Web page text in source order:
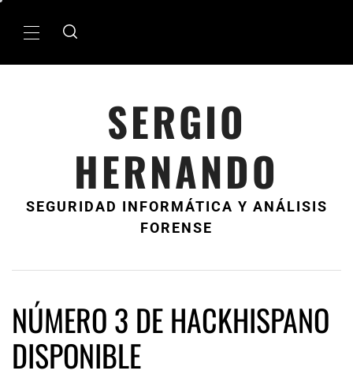
MenÃº
SERGIO
HERNANDO
SEGURIDAD INFORMÁTICA Y ANÁLISIS
FORENSE
NÚMERO 3 DE HACKHISPANO
DISPONIBLE